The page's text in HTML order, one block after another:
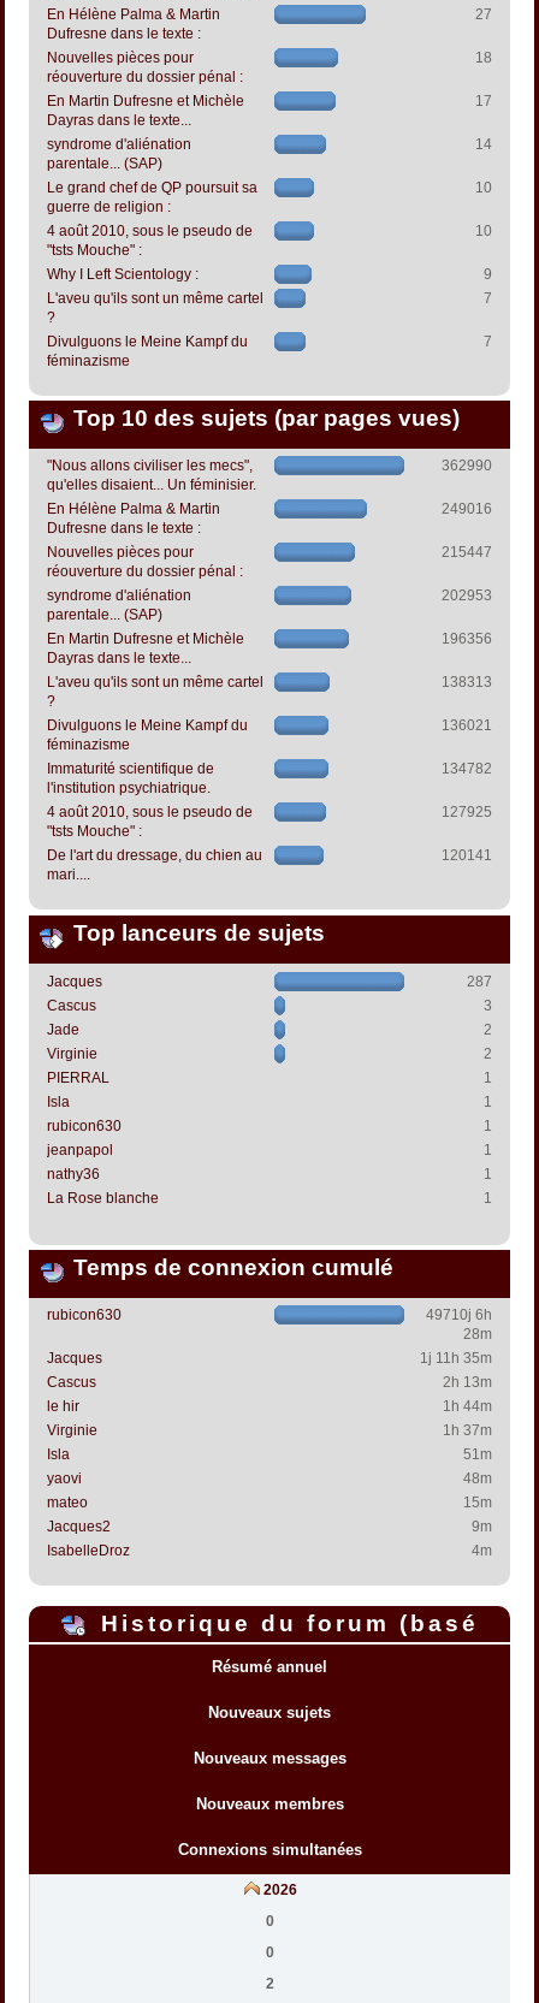
En Hélène Palma & Martin
Dufresne dans le texte :
27
Nouvelles pièces pour
réouverture du dossier pénal :
18
En Martin Dufresne et Michèle
Dayras dans le texte...
17
syndrome d'aliénation
parentale... (SAP)
14
Le grand chef de QP poursuit sa
guerre de religion :
10
4 août 2010, sous le pseudo de
"tsts Mouche" :
10
Why I Left Scientology :
9
L'aveu qu'ils sont un même cartel
?
7
Divulguons le Meine Kampf du
féminazisme
7
Top 10 des sujets (par pages vues)
"Nous allons civiliser les mecs",
qu'elles disaient... Un féminisier.
362990
En Hélène Palma & Martin
Dufresne dans le texte :
249016
Nouvelles pièces pour
réouverture du dossier pénal :
215447
syndrome d'aliénation
parentale... (SAP)
202953
En Martin Dufresne et Michèle
Dayras dans le texte...
196356
L'aveu qu'ils sont un même cartel
?
138313
Divulguons le Meine Kampf du
féminazisme
136021
Immaturité scientifique de
l'institution psychiatrique.
134782
4 août 2010, sous le pseudo de
"tsts Mouche" :
127925
De l'art du dressage, du chien au
mari....
120141
Top lanceurs de sujets
Jacques
287
Cascus
3
Jade
2
Virginie
2
PIERRAL
1
Isla
1
rubicon630
1
jeanpapol
1
nathy36
1
La Rose blanche
1
Temps de connexion cumulé
rubicon630
49710j 6h
28m
Jacques
1j 11h 35m
Cascus
2h 13m
le hir
1h 44m
Virginie
1h 37m
Isla
51m
yaovi
48m
mateo
15m
Jacques2
9m
IsabelleDroz
4m
Historique du forum (basé
sur l'heure interne du forum)
Résumé annuel
Nouveaux sujets
Nouveaux messages
Nouveaux membres
Connexions simultanées
2026
0
0
2